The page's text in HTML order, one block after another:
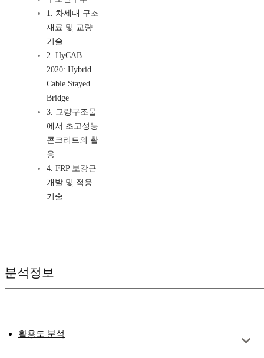
1. 차세대 구조
재료 및 교량
기술
2. HyCAB
2020: Hybrid
Cable Stayed
Bridge
3. 교량구조물
에서 초고성능
콘크리트의 활
용
4. FRP 보강근
개발 및 적용
기술
분석정보
활용도 분석